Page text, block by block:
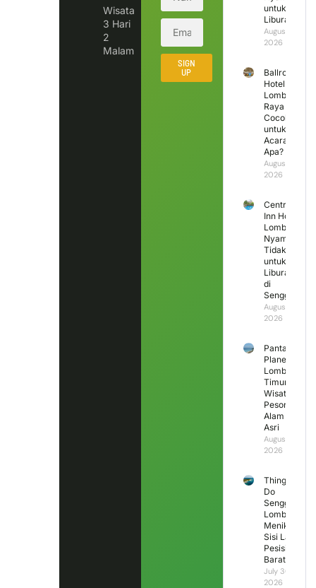
Wisata
3 Hari
2
Malam
SIGN
UP
untuk
Liburan?
August 4,
2026
Ballroom
Hotel
Lombok
Raya
Cocok
untuk
Acara
Apa?
August 3,
2026
Central
Inn Hotel
Lombok,
Nyaman
Tidak
untuk
Liburan
di
Senggigi?
August 2,
2026
Pantai
Planet
Lombok
Timur,
Wisata
Pesona
Alam
Asri
August 1,
2026
Things to
Do
Senggigi
Lombok:
Menikmati
Sisi Lain
Pesisir
Barat
July 30,
2026